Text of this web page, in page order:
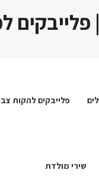
פלייבקים
פלייבקים להקות
שירי מולדת